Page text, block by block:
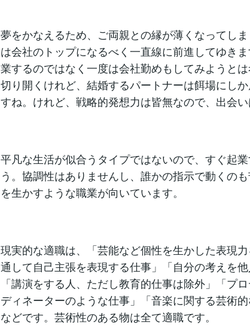
夢をかなえるため、ご両親との縁が薄くなってし
は会社のトップになるべく一直線に前進してゆき
業するのではなく一度は会社勤めもしてみようと
切り開くけれど、結婚するパートナーは餌場にし
すね。けれど、戦略的発想力は皆無なので、出会い
平凡な生活が似合うタイプではないので、すぐ起
う。協調性はありませんし、誰かの指示で動くの
を生かすような職業が向いています。
現実的な適職は、「芸能など個性を生かした表現
通して自己主張を表現する仕事」「自分の考えを他
「講演をする人、ただし教育的仕事は除外」「プ
ディネーターのような仕事」「音楽に関する芸術
などです。芸術性のある物は全て適職です。